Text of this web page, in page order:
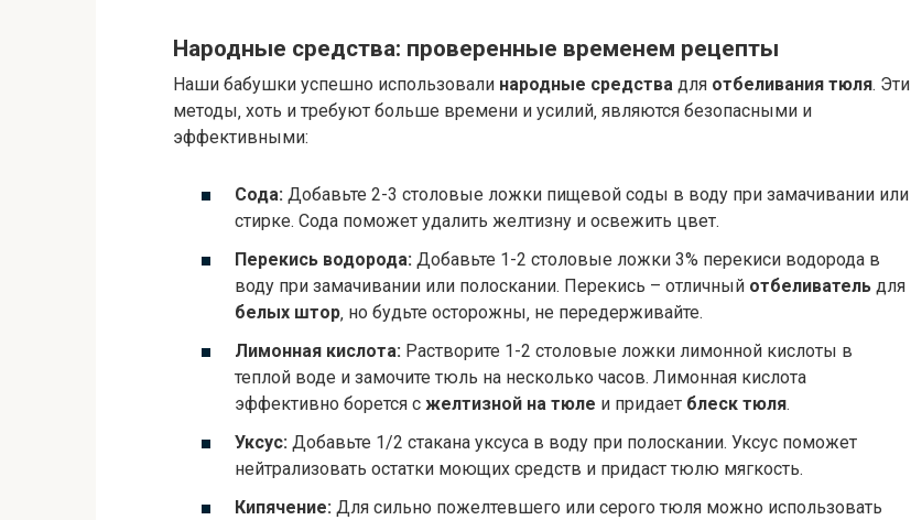
Народные средства: проверенные временем рецепты
Наши бабушки успешно использовали народные средства для отбеливания тюля. Эти
методы‚ хоть и требуют больше времени и усилий‚ являются безопасными и
эффективными:
Сода: Добавьте 2-3 столовые ложки пищевой соды в воду при замачивании или
стирке. Сода поможет удалить желтизну и освежить цвет.
Перекись водорода: Добавьте 1-2 столовые ложки 3% перекиси водорода в
воду при замачивании или полоскании. Перекись – отличный отбеливатель для
белых штор ‚ но будьте осторожны‚ не передерживайте.
Лимонная кислота: Растворите 1-2 столовые ложки лимонной кислоты в
теплой воде и замочите тюль на несколько часов. Лимонная кислота
эффективно борется с желтизной на тюле и придает блеск тюля.
Уксус: Добавьте 1/2 стакана уксуса в воду при полоскании. Уксус поможет
нейтрализовать остатки моющих средств и придаст тюлю мягкость.
Кипячение: Для сильно пожелтевшего или серого тюля можно использовать